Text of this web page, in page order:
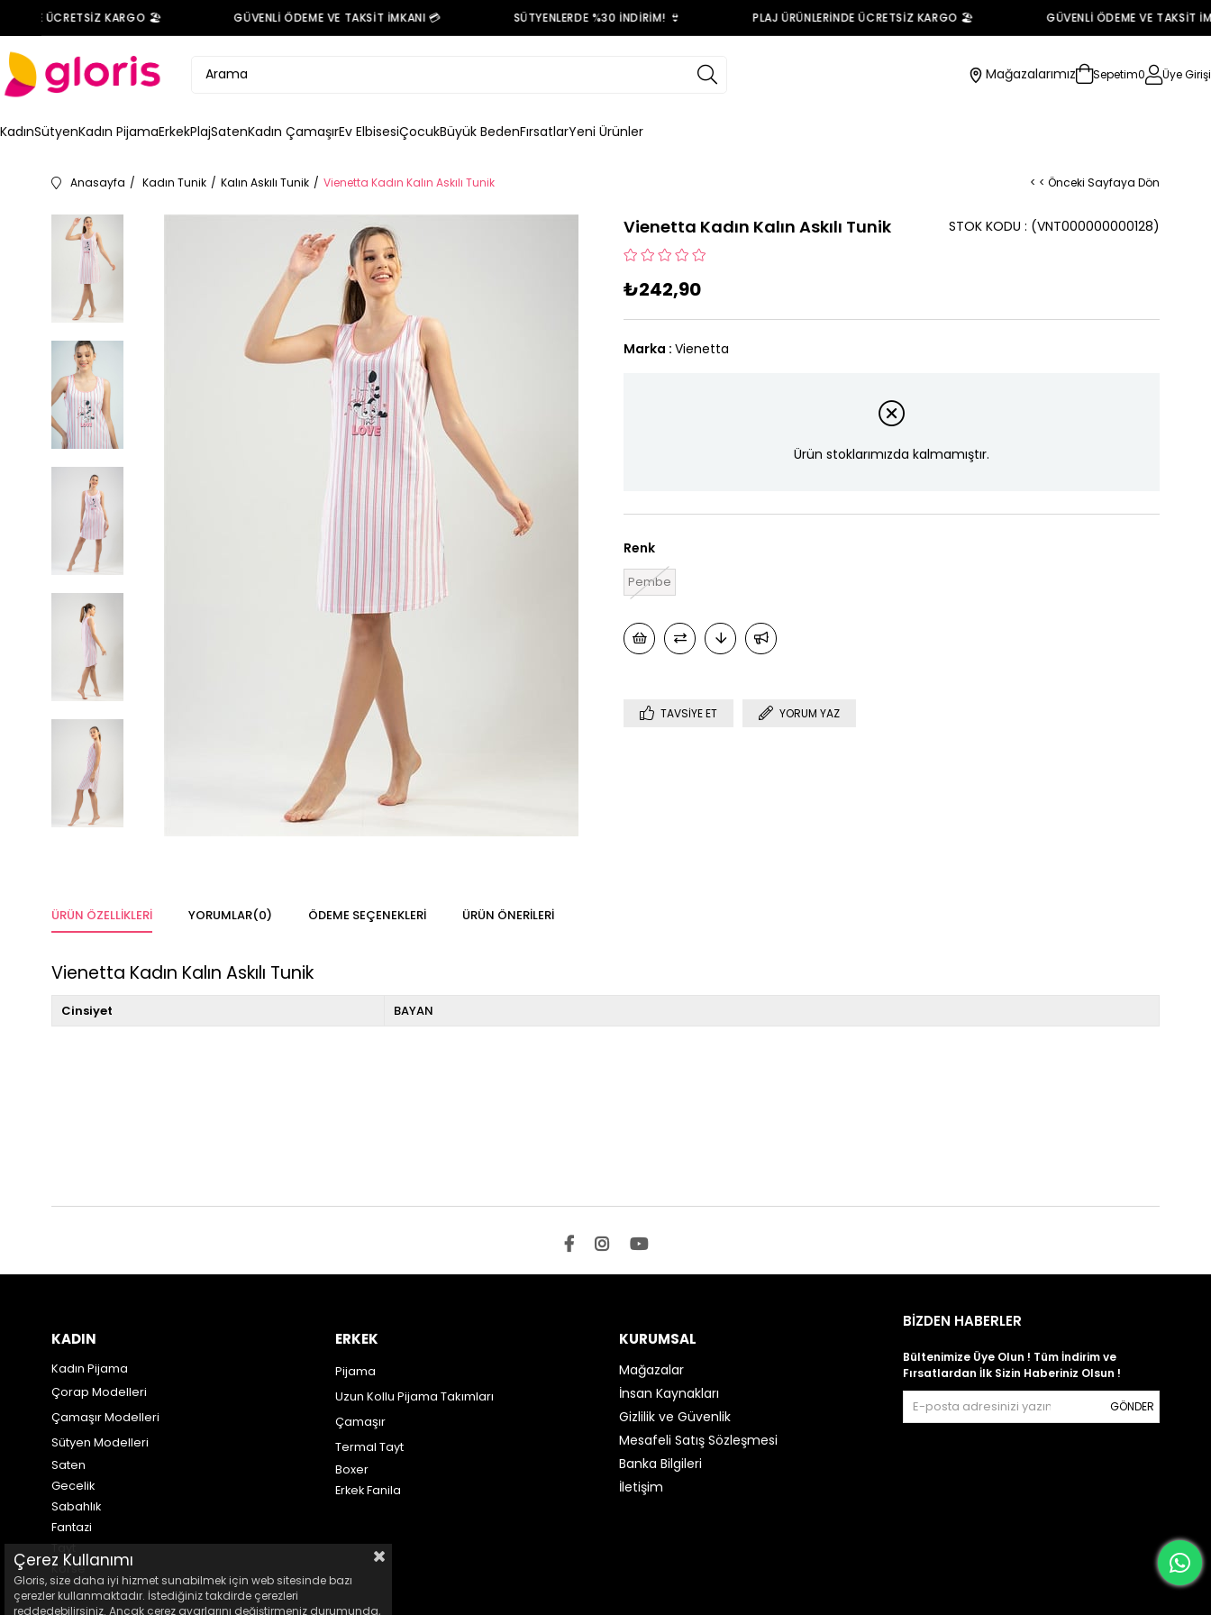
ÜCRETSİZ KARGO 🏖️ GÜVENLİ ÖDEME VE TAKSİT İMKANI 💳 SÜTYENLERDE %30 İNDİRİM! 👙 PLAJ ÜRÜNLERİNDE ÜCRETSİZ KARGO 🏖️ GÜVENLİ ÖDEME VE TAKSİT
Mağazalarımız Sepetim0 Üye Girişi
KadınSütyenKadın PijamaErkekPlajSatenKadın ÇamaşırEv ElbisesiÇocukBüyük BedenFırsatlarYeni Ürünler
Anasayfa Kadın Tunik Kalın Askılı Tunik Vienetta Kadın Kalın Askılı Tunik < < Önceki Sayfaya Dön
Vienetta Kadın Kalın Askılı Tunik (VNT000000000128)
STOK KODU
₺242,90
Marka : Vienetta
Ürün stoklarımızda kalmamıştır.
Renk
Pembe
TAVSIYE ET YORUM YAZ
ÜRÜN ÖZELLIKLERI YORUMLAR(0) ÖDEME SEÇENEKLERI ÜRÜN ÖNERILERI
Vienetta Kadın Kalın Askılı Tunik
Cinsiyet BAYAN
KADIN
Kadın Pijama
Çorap Modelleri
Çamaşır Modelleri
Sütyen Modelleri
Saten
Gecelik
Sabahlık
Fantazi
Tayt
Korse
ERKEK
Pijama
Uzun Kollu Pijama Takımları
Çamaşır
Termal Tayt
Boxer
Erkek Fanila
KURUMSAL
Mağazalar
İnsan Kaynakları
Gizlilik ve Güvenlik
Mesafeli Satış Sözleşmesi
Banka Bilgileri
İletişim
BİZDEN HABERLER
Bültenimize Üye Olun ! Tüm İndirim ve
Fırsatlardan İlk Sizin Haberiniz Olsun !
GÖNDER
Çerez Kullanımı
Gloris, size daha iyi hizmet sunabilmek için web sitesinde bazı
çerezler kullanmaktadır. İstediğiniz takdirde çerezleri
reddedebilirsiniz. Ancak çerez ayarlarını değiştirmeniz durumunda,